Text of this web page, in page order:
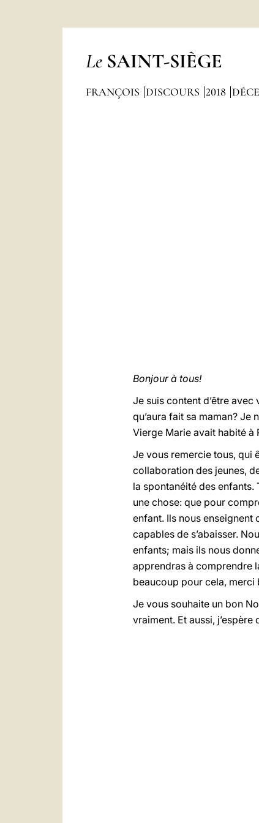
Le SAINT-SIÈGE
FRANÇOIS DISCOURS 2018
Bonjour à tous!
Je suis content d’être avec
qu’aura fait sa maman? Je
Vierge Marie avait habité à
Je vous remercie tous, qui
collaboration des jeunes,
la spontanéité des enfants.
une chose: que pour
enfant. Ils nous enseignent
capables de s’abaisser.
enfants; mais ils nous
apprendras à comprendre
beaucoup pour cela, merci
Je vous souhaite un bon
vraiment. Et aussi, j’espère